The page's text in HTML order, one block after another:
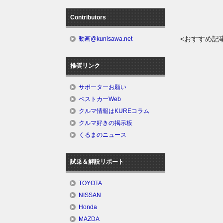
<おすすめ記
Contributors
動画@kunisawa.net
推奨リンク
サポーターお願い
ベストカーWeb
クルマ情報はKUREコラム
クルマ好きの掲示板
くるまのニュース
試乗＆解説リポート
TOYOTA
NISSAN
Honda
MAZDA